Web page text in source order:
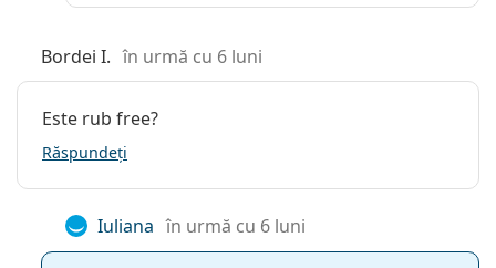
Bordei I. în urmă cu 6 luni
Este rub free?
Răspundeți
Iuliana în urmă cu 6 luni